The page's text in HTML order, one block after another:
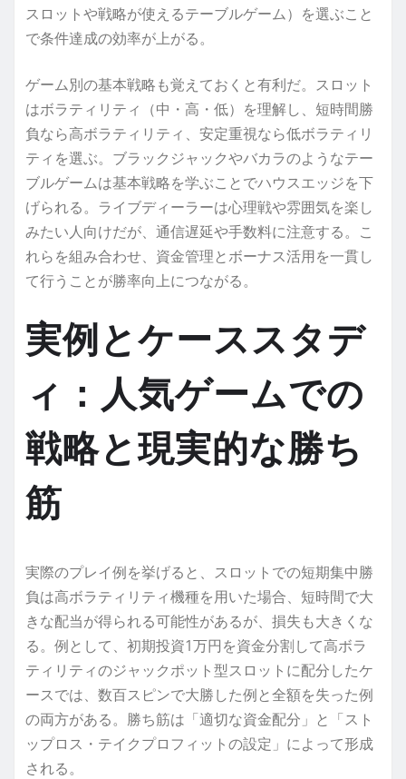
スロットや戦略が使えるテーブルゲーム）を選ぶこと
で条件達成の効率が上がる。
ゲーム別の基本戦略も覚えておくと有利だ。スロット
はボラティリティ（中・高・低）を理解し、短時間勝
負なら高ボラティリティ、安定重視なら低ボラティリ
ティを選ぶ。ブラックジャックやバカラのようなテー
ブルゲームは基本戦略を学ぶことでハウスエッジを下
げられる。ライブディーラーは心理戦や雰囲気を楽し
みたい人向けだが、通信遅延や手数料に注意する。こ
れらを組み合わせ、資金管理とボーナス活用を一貫し
て行うことが勝率向上につながる。
実例とケーススタデ
ィ：人気ゲームでの
戦略と現実的な勝ち
筋
実際のプレイ例を挙げると、スロットでの短期集中勝
負は高ボラティリティ機種を用いた場合、短時間で大
きな配当が得られる可能性があるが、損失も大きくな
る。例として、初期投資1万円を資金分割して高ボラ
ティリティのジャックポット型スロットに配分したケ
ースでは、数百スピンで大勝した例と全額を失った例
の両方がある。勝ち筋は「適切な資金配分」と「スト
ップロス・テイクプロフィットの設定」によって形成
される。